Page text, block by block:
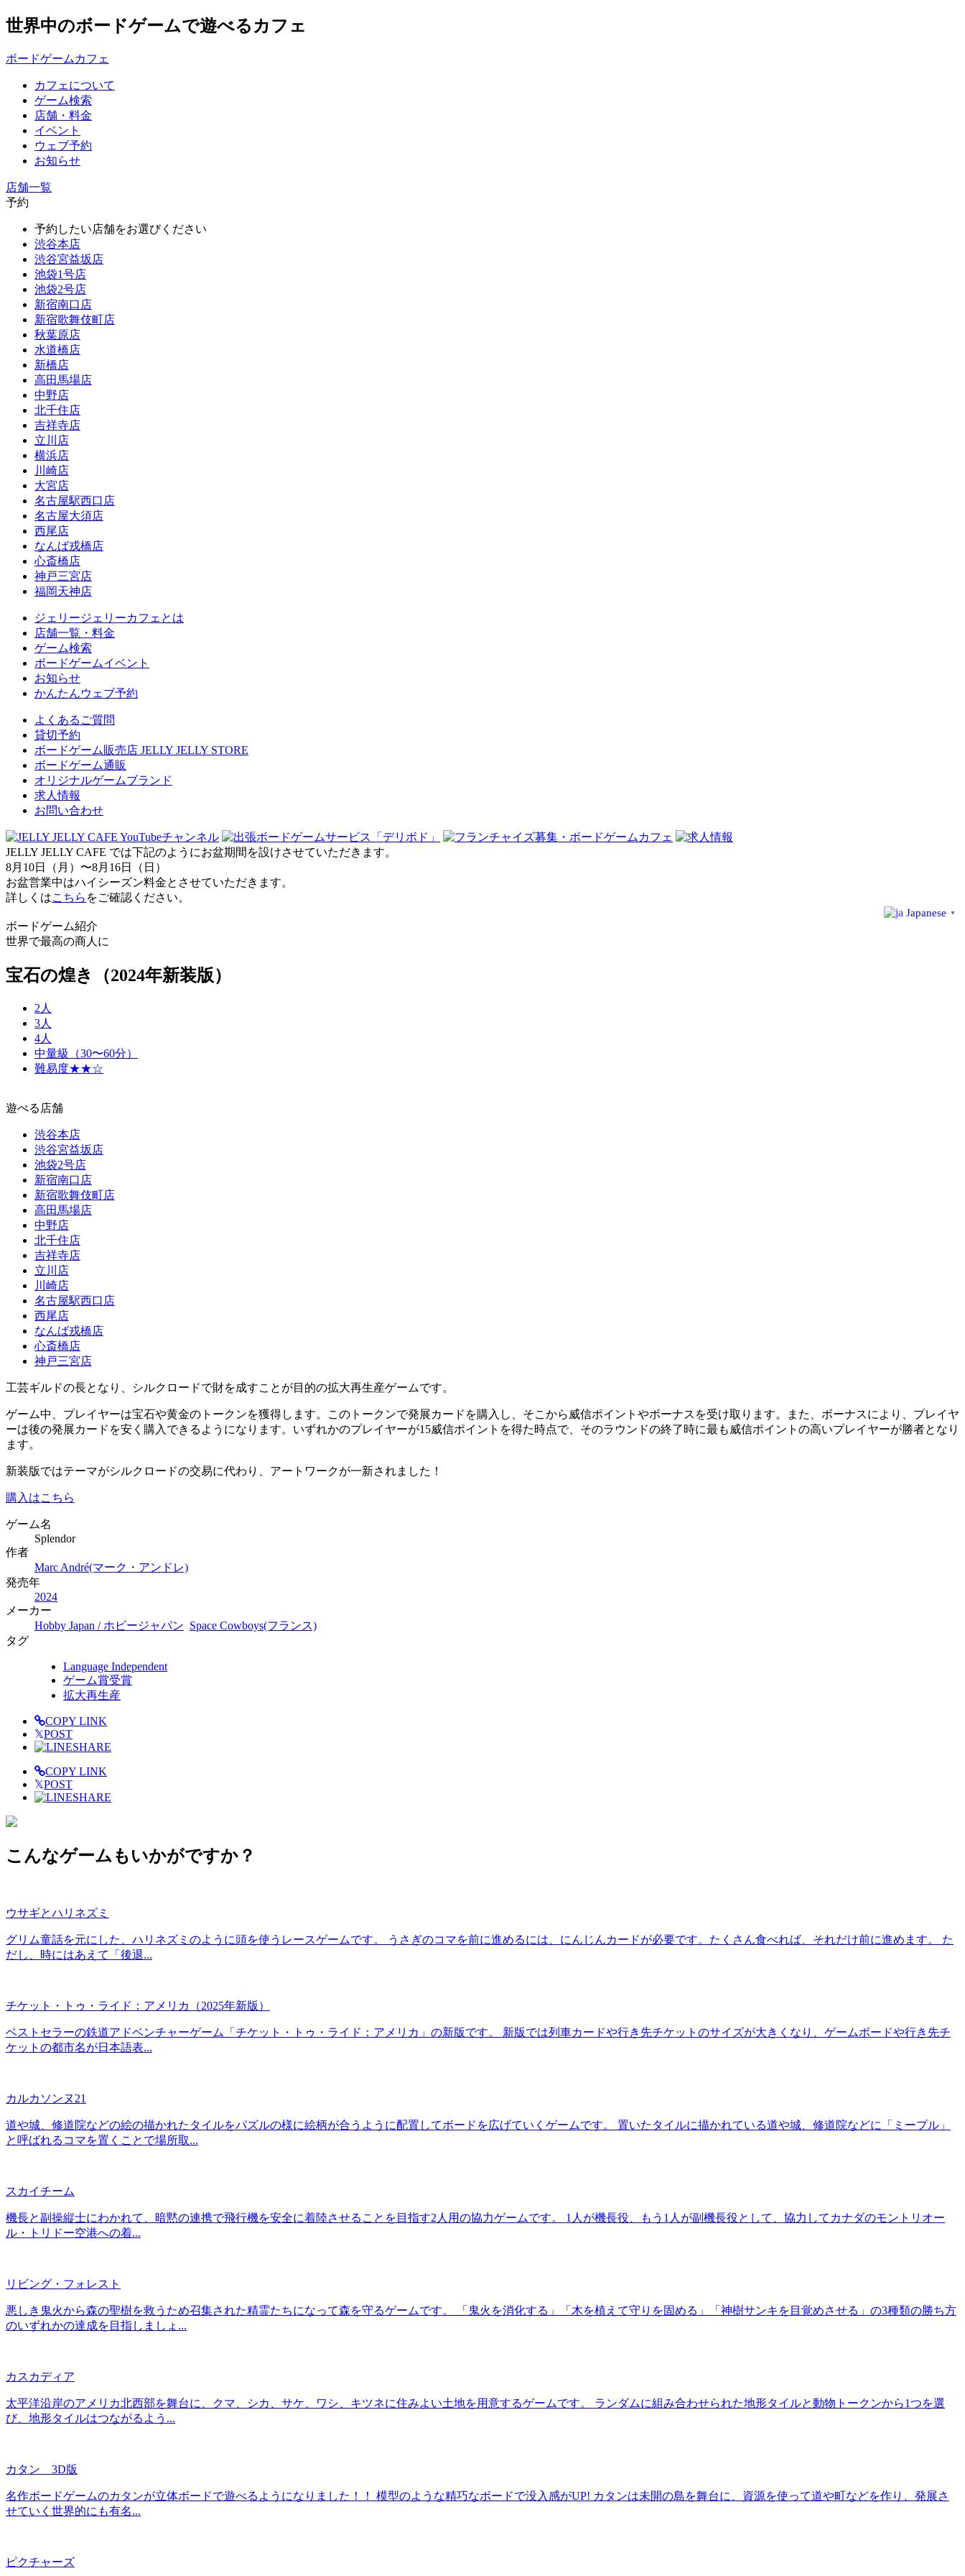
世界中のボードゲームで遊べるカフェ
ボードゲームカフェ
カフェについて
ゲーム検索
店舗・料金
イベント
ウェブ予約
お知らせ
店舗一覧
予約
予約したい店舗をお選びください
渋谷本店
渋谷宮益坂店
池袋1号店
池袋2号店
新宿南口店
新宿歌舞伎町店
秋葉原店
水道橋店
新橋店
高田馬場店
中野店
北千住店
吉祥寺店
立川店
横浜店
川崎店
大宮店
名古屋駅西口店
名古屋大須店
西尾店
なんば戎橋店
心斎橋店
神戸三宮店
福岡天神店
ジェリージェリーカフェとは
店舗一覧・料金
ゲーム検索
ボードゲームイベント
お知らせ
かんたんウェブ予約
よくあるご質問
貸切予約
ボードゲーム販売店 JELLY JELLY STORE
ボードゲーム通販
オリジナルゲームブランド
求人情報
お問い合わせ
JELLY JELLY CAFE では下記のようにお盆期間を設けさせていただきます。
8月10日（月）〜8月16日（日）
お盆営業中はハイシーズン料金とさせていただきます。
詳しくはこちら をご確認ください。
Japanese ▼
ボードゲーム紹介
世界で最高の商人に
宝石の煌き（2024年新装版）
2人
3人
4人
中量級（30〜60分）
難易度★★☆
遊べる店舗
渋谷本店
渋谷宮益坂店
池袋2号店
新宿南口店
新宿歌舞伎町店
高田馬場店
中野店
北千住店
吉祥寺店
立川店
川崎店
名古屋駅西口店
西尾店
なんば戎橋店
心斎橋店
神戸三宮店
工芸ギルドの長となり、シルクロードで財を成すことが目的の拡大再生産ゲームです。
ゲーム中、プレイヤーは宝石や黄金のトークンを獲得します。このトークンで発展カードを購入し、そこから威信ポイントやボーナスを受け取ります。また、ボーナスにより、プレイヤ
ーは後の発展カードを安く購入できるようになります。いずれかのプレイヤーが15威信ポイントを得た時点で、そのラウンドの終了時に最も威信ポイントの高いプレイヤーが勝者となり
ます。
新装版ではテーマがシルクロードの交易に代わり、アートワークが一新されました！
購入はこちら
ゲーム名
Splendor
作者
Marc André(マーク・アンドレ)
発売年
2024
メーカー
Hobby Japan / ホビージャパン Space Cowboys(フランス)
タグ
Language Independent
ゲーム賞受賞
拡大再生産
COPY LINK
𝕏POST
SHARE
COPY LINK
𝕏POST
SHARE
こんなゲームもいかがですか？
ウサギとハリネズミ
グリム童話を元にした、ハリネズミのように頭を使うレースゲームです。 うさぎのコマを前に進めるには、にんじんカードが必要です。たくさん食べれば、それだけ前に進めます。 た
だし、時にはあえて「後退...
チケット・トゥ・ライド：アメリカ（2025年新版）
ベストセラーの鉄道アドベンチャーゲーム「チケット・トゥ・ライド：アメリカ」の新版です。 新版では列車カードや行き先チケットのサイズが大きくなり、ゲームボードや行き先チ
ケットの都市名が日本語表...
カルカソンヌ21
道や城、修道院などの絵の描かれたタイルをパズルの様に絵柄が合うように配置してボードを広げていくゲームです。 置いたタイルに描かれている道や城、修道院などに「ミープル」
と呼ばれるコマを置くことで場所取...
スカイチーム
機長と副操縦士にわかれて、暗黙の連携で飛行機を安全に着陸させることを目指す2人用の協力ゲームです。 1人が機長役、もう1人が副機長役として、協力してカナダのモントリオー
ル・トリドー空港への着...
リビング・フォレスト
悪しき鬼火から森の聖樹を救うため召集された精霊たちになって森を守るゲームです。 「鬼火を消化する」「木を植えて守りを固める」「神樹サンキを目覚めさせる」の3種類の勝ち方
のいずれかの達成を目指しましょ...
カスカディア
太平洋沿岸のアメリカ北西部を舞台に、クマ、シカ、サケ、ワシ、キツネに住みよい土地を用意するゲームです。 ランダムに組み合わせられた地形タイルと動物トークンから1つを選
び、地形タイルはつながるよう...
カタン 3D版
名作ボードゲームのカタンが立体ボードで遊べるようになりました！！ 模型のような精巧なボードで没入感がUP! カタンは未開の島を舞台に、資源を使って道や町などを作り、発展さ
せていく世界的にも有名...
ピクチャーズ